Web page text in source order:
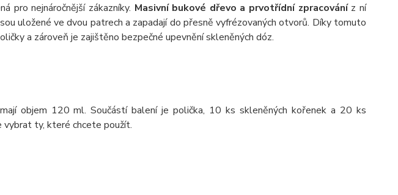
pro nejnáročnější zákazníky. Masivní bukové dřevo a prvotřídní zpracováníz ní
uložené ve dvou patrech a zapadají do přesně vyfrézovaných otvorů. Díky tomuto
a zároveň je zajištěno bezpečné upevnění skleněných dóz.
objem 120 ml. Součástí balení je polička, 10 ks skleněných kořenek a 20 ks
ty, které chcete použít.